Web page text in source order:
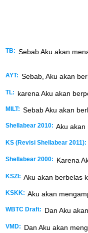
TB: Sebab Aku akan
AYT: Sebab, Aku akan
TL: karena Aku akan
MILT: Sebab Aku akan
Shellabear 2010: Aku akan
KS (Revisi Shellabear 2011):
Shellabear 2000: Karena
KSZI: Aku akan berbelas
KSKK: Aku akan
WBTC Draft: Dan Aku
VMD: Dan Aku akan